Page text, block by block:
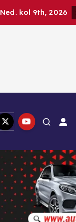
Ned. kol 9th, 2026